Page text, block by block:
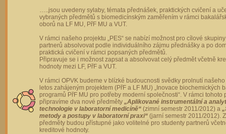
…..jsou uvedeny sylaby, témata přednášek, praktických cvičení a
vybraných předmětů s biomedicínským zaměřením v rámci
oborů na LF MU, PřF MU a VUT.
V rámci našeho projektu „PES“ se nabízí možnost pro cílové
partnerů absolvovat podle individuálního zájmu přednášky a po
praktická cvičení v rámci popsaných předmětů.
Připravuje se i možnost zapsat a absolvovat celý předmět včetně
hodnoty mezi LF, PřF a VUT.
V rámci OPVK budeme v blízké budoucnosti svědky prolnutí
letos zahájeným projektem (PřF a LF MU) „Inovace biochemických
programů PřF MU pro potřeby moderní společnosti“. V rámci tohoto
připravíme dva nové předměty „Aplikované instrumentální a
technologie v laboratorní medicíně“ (zimní semestr 2011/2012) a
metody a postupy v laboratorní praxi“ (jarní semestr 2011/2012).
předměty budou přístupné jako volitelné pro studenty partnerů
kreditové hodnoty.